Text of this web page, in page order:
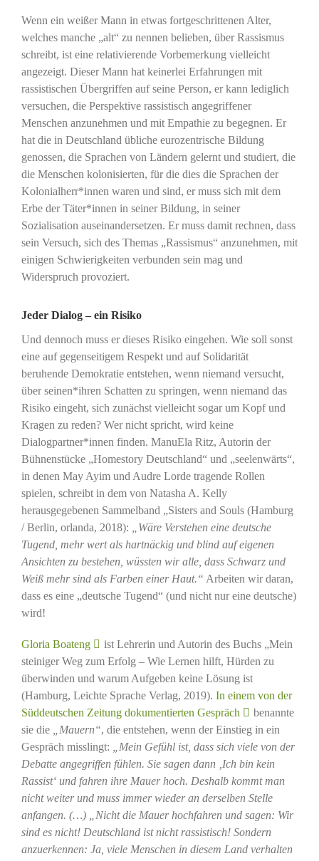
Wenn ein weißer Mann in etwas fortgeschrittenen Alter,
welches manche „alt“ zu nennen belieben, über Rassismus
schreibt, ist eine relativierende Vorbemerkung vielleicht
angezeigt. Dieser Mann hat keinerlei Erfahrungen mit
rassistischen Übergriffen auf seine Person, er kann lediglich
versuchen, die Perspektive rassistisch angegriffener
Menschen anzunehmen und mit Empathie zu begegnen. Er
hat die in Deutschland übliche eurozentrische Bildung
genossen, die Sprachen von Ländern gelernt und studiert, die
die Menschen kolonisierten, für die dies die Sprachen der
Kolonialherr*innen waren und sind, er muss sich mit dem
Erbe der Täter*innen in seiner Bildung, in seiner
Sozialisation auseinandersetzen. Er muss damit rechnen, dass
sein Versuch, sich des Themas „Rassismus“ anzunehmen, mit
einigen Schwierigkeiten verbunden sein mag und
Widerspruch provoziert.
Jeder Dialog – ein Risiko
Und dennoch muss er dieses Risiko eingehen. Wie soll sonst
eine auf gegenseitigem Respekt und auf Solidarität
beruhende Demokratie entstehen, wenn niemand versucht,
über seinen*ihren Schatten zu springen, wenn niemand das
Risiko eingeht, sich zunächst vielleicht sogar um Kopf und
Kragen zu reden? Wer nicht spricht, wird keine
Dialogpartner*innen finden. ManuEla Ritz, Autorin der
Bühnenstücke „Homestory Deutschland“ und „seelenwärts“,
in denen May Ayim und Audre Lorde tragende Rollen
spielen, schreibt in dem von Natasha A. Kelly
herausgegebenen Sammelband „Sisters and Souls (Hamburg
/ Berlin, orlanda, 2018):
„Wäre Verstehen eine deutsche
Tugend, mehr wert als hartnäckig und blind auf eigenen
Ansichten zu bestehen, wüssten wir alle, dass Schwarz und
Weiß mehr sind als Farben einer Haut.“ Arbeiten wir daran,
dass es eine „deutsche Tugend“ (und nicht nur eine deutsche)
wird!
Gloria Boateng
ist Lehrerin und Autorin des Buchs „Mein
steiniger Weg zum Erfolg – Wie Lernen hilft, Hürden zu
überwinden und warum Aufgeben keine Lösung ist
(Hamburg, Leichte Sprache Verlag, 2019). In einem von der
Süddeutschen Zeitung dokumentierten Gespräch
benannte
sie die
„Mauern“, die entstehen, wenn der Einstieg in ein
Gespräch misslingt:
„Mein Gefühl ist, dass sich viele von der
Debatte angegriffen fühlen. Sie sagen dann ‚Ich bin kein
Rassist‘ und fahren ihre Mauer hoch. Deshalb kommt man
nicht weiter und muss immer wieder an derselben Stelle
anfangen. (…) „Nicht die Mauer hochfahren und sagen: Wir
sind es nicht! Deutschland ist nicht rassistisch! Sondern
anzuerkennen: Ja, viele Menschen in diesem Land verhalten